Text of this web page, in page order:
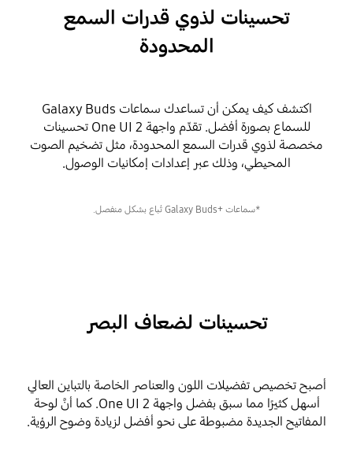
تحسينات لذوي قدرات السمع
المحدودة
اكتشف كيف يمكن أن تساعدك سماعات Galaxy Buds
للسماع بصورة أفضل. تقدِّم واجهة One UI 2 تحسينات
مخصصة لذوي قدرات السمع المحدودة، مثل تضخيم الصوت
المحيطي، وذلك عبر إعدادات إمكانيات الوصول.
*سماعات +Galaxy Buds تُباع بشكل منفصل.
تحسينات لضعاف البصر
أصبح تخصيص تفضيلات اللون والعناصر الخاصة بالتباين العالي
أسهل كثيرًا مما سبق بفضل واجهة One UI 2. كما أنَّ لوحة
المفاتيح الجديدة مضبوطة على نحو أفضل لزيادة وضوح الرؤية.